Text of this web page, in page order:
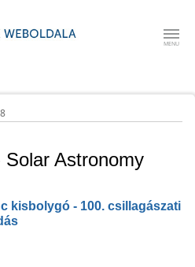
Astronomy
kisbolygó - 100. csillagászati